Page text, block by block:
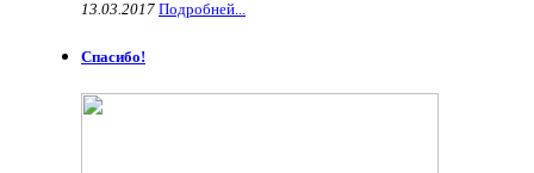
13.03.2017 Подробней...
Спасибо!